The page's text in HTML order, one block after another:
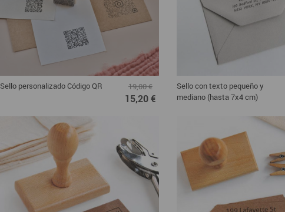
Sello personalizado Código QR 19,00 €
15,20 €
Sello con texto pequeño y
mediano (hasta 7x4 cm)